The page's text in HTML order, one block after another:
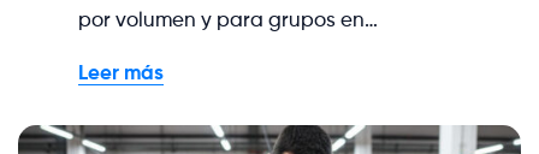
por volumen y para grupos en…
Leer más